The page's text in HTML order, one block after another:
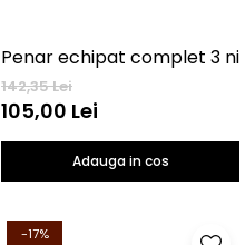
Ghiozdan gradinita/școlar mic 30 Cm Barbie Love
142,35 Lei
105,00 Lei
Adauga in cos
-17%